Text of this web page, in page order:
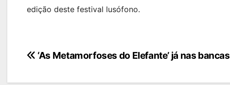
edição deste festival lusófono.
Navegação
‘As Metamorfoses do Elefante’ já nas bancas